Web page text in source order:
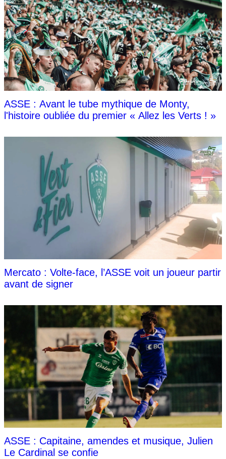
ASSE : Avant le tube mythique de Monty,
l'histoire oubliée du premier « Allez les Verts ! »
Mercato : Volte-face, l’ASSE voit un joueur partir
avant de signer
ASSE : Capitaine, amendes et musique, Julien
Le Cardinal se confie